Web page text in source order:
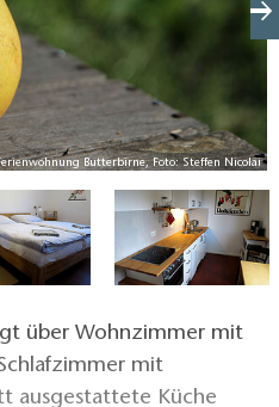
Butterbirne, Foto: Steffen Nicolai
über Wohnzimmer mit
mit
ausgestattete Küche